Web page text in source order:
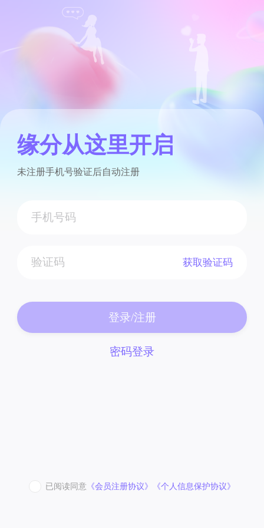
缘分从这里开启
未注册手机号验证后自动注册
获取验证码
登录/注册
密码登录
已阅读同意 《会员注册协议》 《个人信息保护协议》